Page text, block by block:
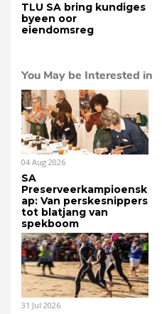
TLU SA bring kundiges
byeen oor
eiendomsreg
You May be Interested in
04 Aug 2026
SA
Preserveerkampioensk
ap: Van perskesnippers
tot blatjang van
spekboom
31 Jul 2026